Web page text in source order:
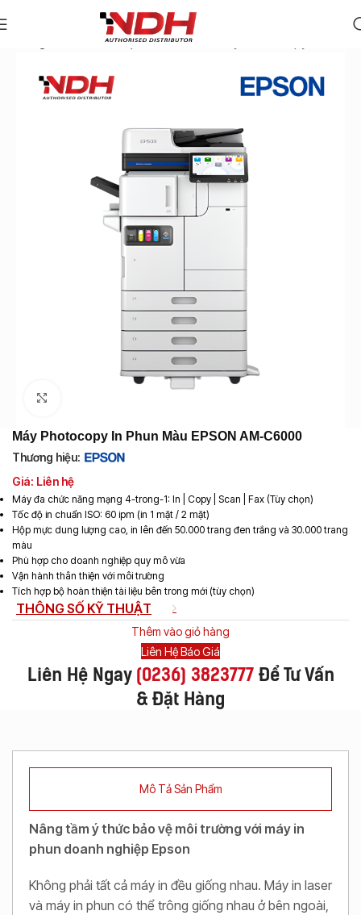
Danh Mục Sản Phẩm
Máy Photocopy In Phun Màu EPSON AM-C6000
Thương hiệu:
Giá: Liên hệ
Máy đa chức năng mạng 4-trong-1: In | Copy | Scan | Fax (Tùy chọn)
Tốc độ in chuẩn ISO: 60 ipm (in 1 mặt / 2 mặt)
Hộp mực dung lượng cao, in lên đến 50.000 trang đen trắng và 30.000 trang
màu
Phù hợp cho doanh nghiệp quy mô vừa
Vận hành thân thiện với môi trường
Tích hợp bộ hoàn thiện tài liệu bên trong mới (tùy chọn)
THÔNG SỐ KỸ THUẬT
Thêm vào giỏ hàng
Liên Hệ Báo Giá
Liên Hệ Ngay (0236) 3823777Để Tư Vấn
& Đặt Hàng
Mô Tả Sản Phẩm
Nâng tầm ý thức bảo vệ môi trường với máy in
phun doanh nghiệp Epson
Không phải tất cả máy in đều giống nhau. Máy in laser
và máy in phun có thể trông giống nhau ở bên ngoài,